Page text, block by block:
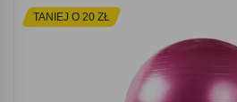
TANIEJ O 20 ZŁ